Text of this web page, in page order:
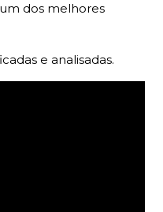
dos melhores
e analisadas.